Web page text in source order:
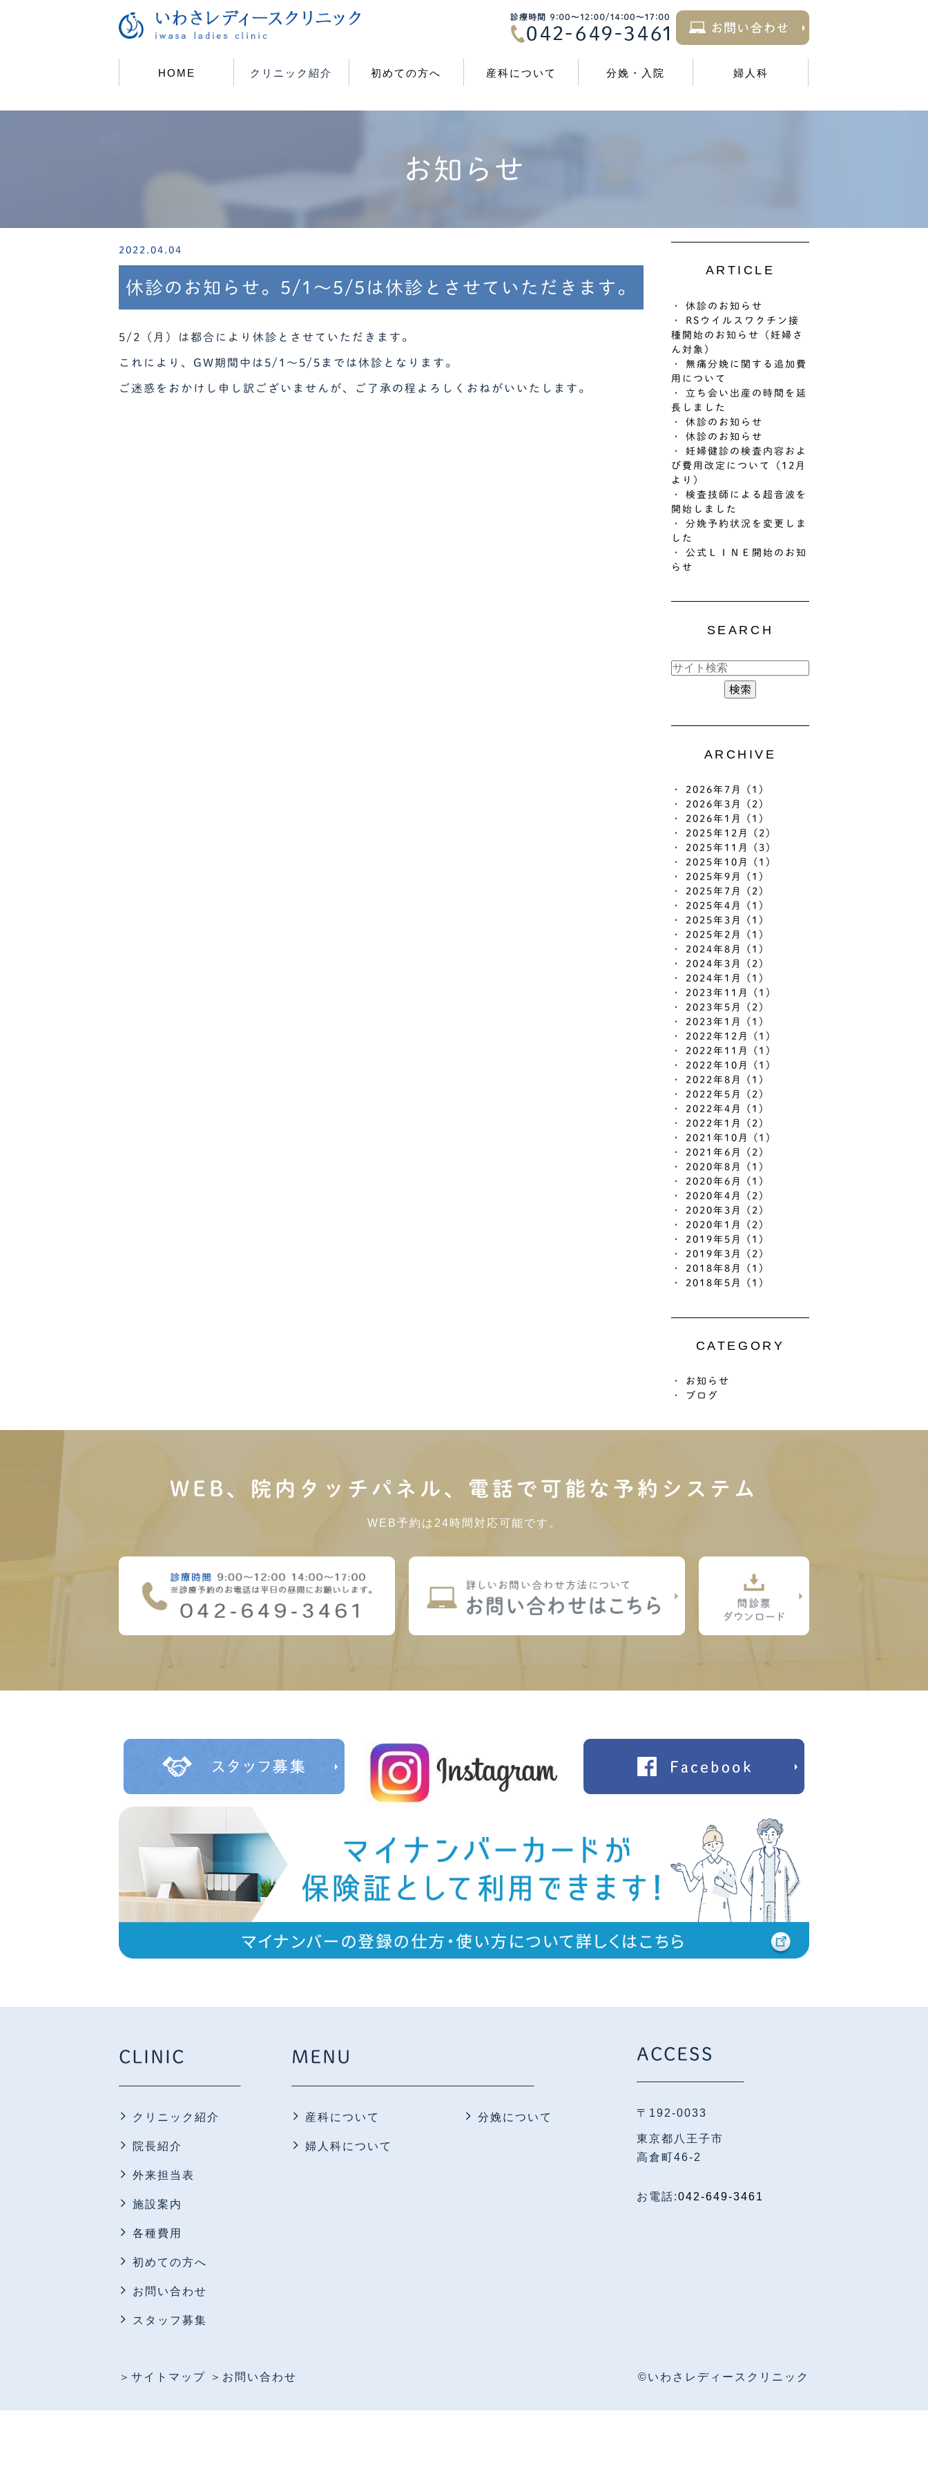
HOME クリニック紹介 初めての方へ 産科について 分娩・入院 婦人科
お知らせ
2022.04.04
休診のお知らせ。5/1～5/5は休診とさせていただきます。
5/2（月）は都合により休診とさせていただきます。
これにより、GW期間中は5/1～5/5までは休診となります。
ご迷惑をおかけし申し訳ございませんが、ご了承の程よろしくおねがいいたします。
ARTICLE
休診のお知らせ
RSウイルスワクチン接
種開始のお知らせ（妊婦さ
ん対象）
無痛分娩に関する追加費
用について
立ち会い出産の時間を延
長しました
休診のお知らせ
休診のお知らせ
妊婦健診の検査内容およ
び費用改定について（12月
より）
検査技師による超音波を
開始しました
分娩予約状況を変更しま
した
公式ＬＩＮＥ開始のお知
らせ
SEARCH
ARCHIVE
2026年7月 (1)
2026年3月 (2)
2026年1月 (1)
2025年12月 (2)
2025年11月 (3)
2025年10月 (1)
2025年9月 (1)
2025年7月 (2)
2025年4月 (1)
2025年3月 (1)
2025年2月 (1)
2024年8月 (1)
2024年3月 (2)
2024年1月 (1)
2023年11月 (1)
2023年5月 (2)
2023年1月 (1)
2022年12月 (1)
2022年11月 (1)
2022年10月 (1)
2022年8月 (1)
2022年5月 (2)
2022年4月 (1)
2022年1月 (2)
2021年10月 (1)
2021年6月 (2)
2020年8月 (1)
2020年6月 (1)
2020年4月 (2)
2020年3月 (2)
2020年1月 (2)
2019年5月 (1)
2019年3月 (2)
2018年8月 (1)
2018年5月 (1)
CATEGORY
お知らせ
ブログ
WEB、院内タッチパネル、電話で可能な予約システム
WEB予約は24時間対応可能です。
CLINIC
クリニック紹介
院長紹介
外来担当表
施設案内
各種費用
初めての方へ
お問い合わせ
スタッフ募集
MENU
産科について
婦人科について
分娩について
ACCESS
〒192-0033
東京都八王子市
高倉町46-2
お電話:042-649-3461
＞サイトマップ ＞お問い合わせ ©いわさレディースクリニック